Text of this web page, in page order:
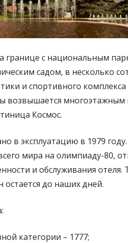
границе с национальным
садом, в несколько
и спортивного
возвышается многоэтажным
Космос.
в эксплуатацию в 1979
мира на олимпиаду-80,
и обслуживания отеля.
до наших дней.
категории – 1777;